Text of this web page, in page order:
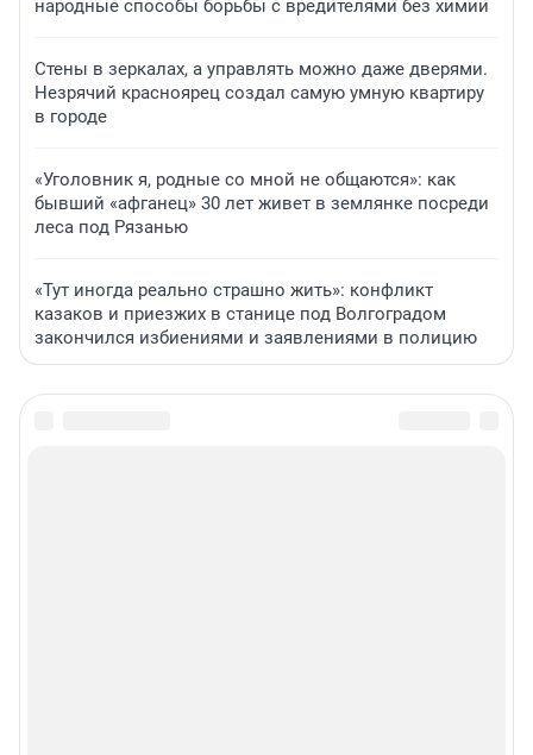
народные способы борьбы с вредителями без химии
Стены в зеркалах, а управлять можно даже дверями.
Незрячий красноярец создал самую умную квартиру
в городе
«Уголовник я, родные со мной не общаются»: как
бывший «афганец» 30 лет живет в землянке посреди
леса под Рязанью
«Тут иногда реально страшно жить»: конфликт
казаков и приезжих в станице под Волгоградом
закончился избиениями и заявлениями в полицию